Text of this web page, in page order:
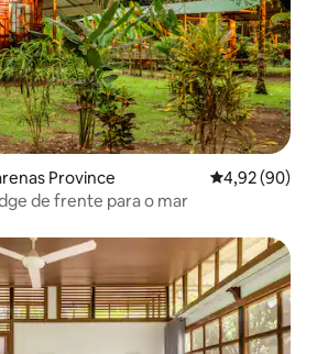
Province Classificação
4,92 (90)
de frente para o mar